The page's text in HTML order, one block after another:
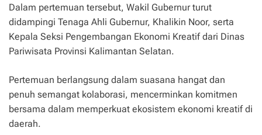
Dalam pertemuan tersebut, Wakil Gubernur turut
didampingi Tenaga Ahli Gubernur, Khalikin Noor, serta
Kepala Seksi Pengembangan Ekonomi Kreatif dari Dinas
Pariwisata Provinsi Kalimantan Selatan.
Pertemuan berlangsung dalam suasana hangat dan
penuh semangat kolaborasi, mencerminkan komitmen
bersama dalam memperkuat ekosistem ekonomi kreatif di
daerah.